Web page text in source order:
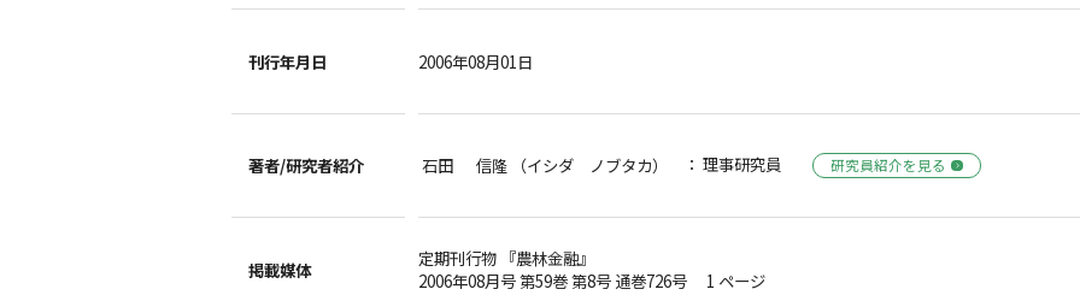
刊行年月日 2006年08月01日
著者/研究者紹介 石田 信隆 （イシダ ノブタカ） ： 理事研究員 研究員紹介を見る
掲載媒体
定期刊行物 『農林金融』
2006年08月号 第59巻 第8号 通巻726号 1 ページ